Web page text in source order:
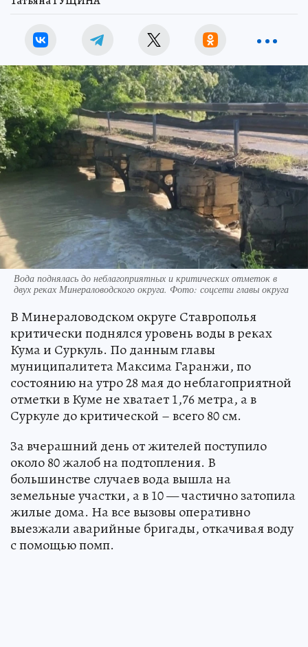
Вода поднялась до неблагоприятных и критических отметок в
двух реках Минераловодского округа. Фото: соцсети главы округа
В Минераловодском округе Ставрополья
критически поднялся уровень воды в реках
Кума и Суркуль. По данным главы
муниципалитета Максима Гаранжи, по
состоянию на утро 28 мая до неблагоприятной
отметки в Куме не хватает 1,76 метра, а в
Суркуле до критической – всего 80 см.
За вчерашний день от жителей поступило
около 80 жалоб на подтопления. В
большинстве случаев вода вышла на
земельные участки, а в 10 — частично затопила
жилые дома. На все вызовы оперативно
выезжали аварийные бригады, откачивая воду
с помощью помп.